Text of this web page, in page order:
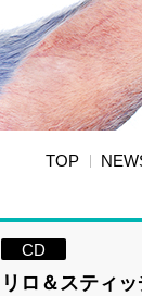
TOP
CD
リロ＆スティ